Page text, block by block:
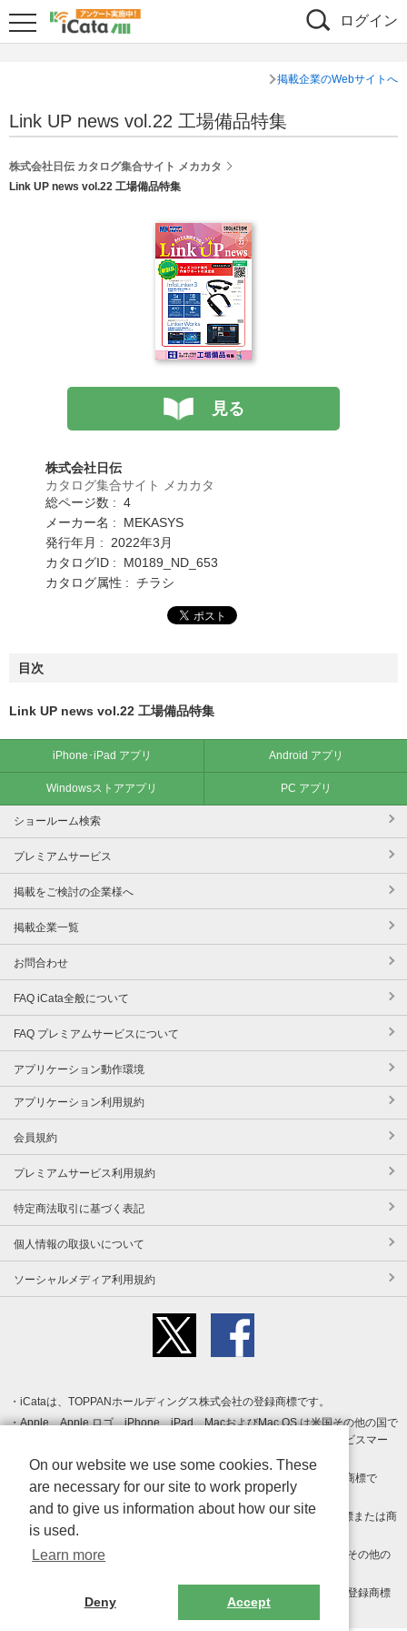
ログイン
掲載企業のWebサイトへ
Link UP news vol.22 工場備品特集
株式会社日伝 カタログ集合サイト メカカタ
Link UP news vol.22 工場備品特集
見る
株式会社日伝
カタログ集合サイト メカカタ
総ページ数 : 4
メーカー名 : MEKASYS
発行年月 : 2022年3月
カタログID : M0189_ND_653
カタログ属性 : チラシ
目次
Link UP news vol.22 工場備品特集
iPhone･iPad アプリ Android アプリ
Windowsストアアプリ PC アプリ
ショールーム検索
プレミアムサービス
掲載をご検討の企業様へ
掲載企業一覧
お問合わせ
FAQ iCata全般について
FAQ プレミアムサービスについて
アプリケーション動作環境
アプリケーション利用規約
会員規約
プレミアムサービス利用規約
特定商法取引に基づく表記
個人情報の取扱いについて
ソーシャルメディア利用規約
iCataは、TOPPANホールディングス株式会社の登録商標です。
Apple、Apple ロゴ、iPhone、iPad、MacおよびMac OS は米国その他の国で
登録された Apple Inc. の商標です。App Store は Apple Inc. のサービスマー
クです。
Android、Google Play および Google Play ロゴ は Google LLC の商標で
す。
Windows は Microsoft Inc.の米国およびその他の国における登録商標または商
標です。
Adobe、Adobe Reader、Adobe PDF は、Adobe Inc.の米国およびその他の
その他、記載されている会社名、商品名、ロゴは各社の商標または登録商標
On our website we use some cookies. These
are necessary for our site to work properly
and to give us information about how our site
is used.
Learn more
Deny Accept